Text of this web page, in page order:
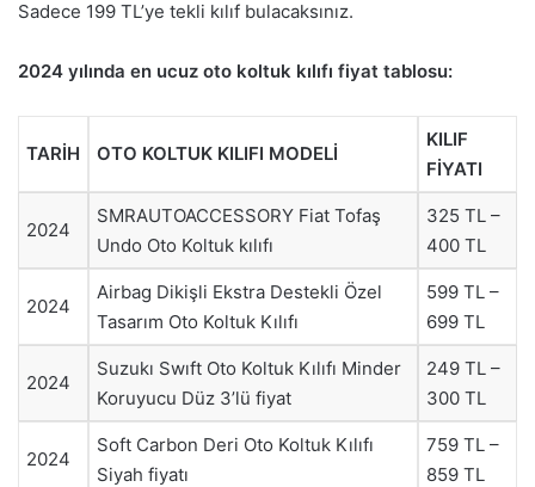
Sadece 199 TL’ye tekli kılıf bulacaksınız.
2024 yılında en ucuz oto koltuk kılıfı fiyat tablosu:
TARİH OTO KOLTUK KILIFI MODELİ
KILIF
FİYATI
2024
SMRAUTOACCESSORY Fiat Tofaş
Undo Oto Koltuk kılıfı
325 TL –
400 TL
2024
Airbag Dikişli Ekstra Destekli Özel
Tasarım Oto Koltuk Kılıfı
599 TL –
699 TL
2024
Suzukı Swıft Oto Koltuk Kılıfı Minder
Koruyucu Düz 3’lü fiyat
249 TL –
300 TL
2024
Soft Carbon Deri Oto Koltuk Kılıfı
Siyah fiyatı
759 TL –
859 TL